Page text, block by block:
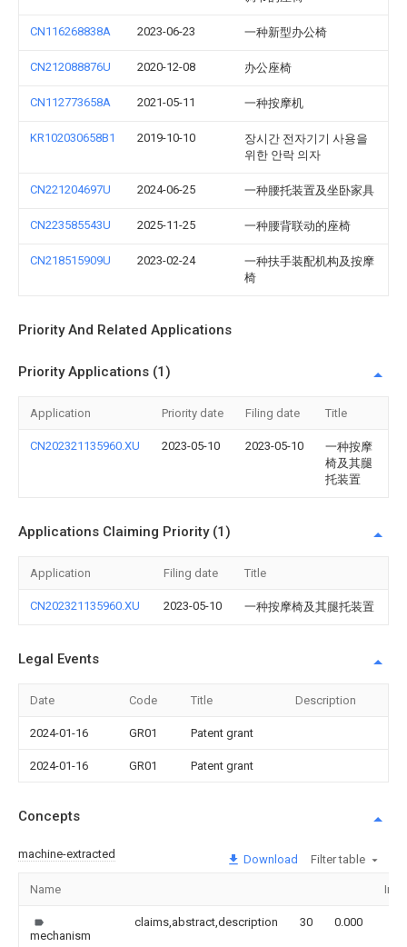
CN116268838A 2023-06-23 一种新型办公椅
CN212088876U 2020-12-08 办公座椅
CN112773658A 2021-05-11 一种按摩机
KR102030658B1 2019-10-10
장시간 전자기기 사용을
위한 안락 의자
CN221204697U 2024-06-25 一种腰托装置及坐卧家具
CN223585543U 2025-11-25 一种腰背联动的座椅
CN218515909U 2023-02-24
一种扶手装配机构及按摩
椅
Priority And Related Applications
Priority Applications (1)
Application Priority date Filing date Title
CN202321135960.XU 2023-05-10 2023-05-10
一种按摩
椅及其腿
托装置
Applications Claiming Priority (1)
Application Filing date Title
CN202321135960.XU 2023-05-10 一种按摩椅及其腿托装置
Legal Events
Date Code Title Description
2024-01-16 GR01 Patent grant
2024-01-16 GR01 Patent grant
Concepts
machine-extracted Download Filter table
Name
mechanism
claims,abstract,description 30 0.000